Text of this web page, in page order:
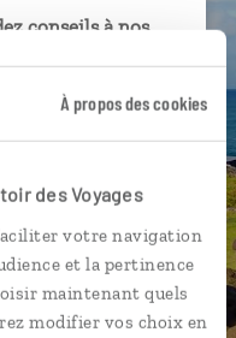
À propos des cookies
des Voyages
votre navigation
et la pertinence
maintenant quels
modifier vos choix en
conseils à nos
itinéraire au plus
réalité du pays.
aussi par email ou
avant,